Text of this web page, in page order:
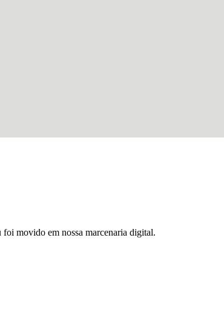
foi movido em nossa marcenaria digital.